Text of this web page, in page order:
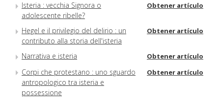
Isteria : vecchia Signora o
adolescente ribelle?
Obtener artículo
Hegel e il privilegio del delirio : un
contributo alla storia dell'isteria
Obtener artículo
Narrativa e isteria Obtener artículo
Corpi che protestano : uno sguardo
antropologico tra isteria e
possessione
Obtener artículo